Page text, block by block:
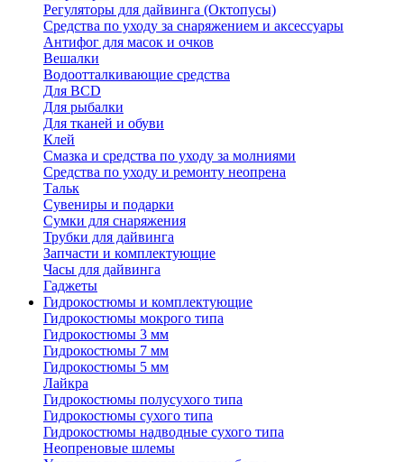
Регуляторы для дайвинга (Октопусы)
Средства по уходу за снаряжением и аксессуары
Антифог для масок и очков
Вешалки
Водоотталкивающие средства
Для BCD
Для рыбалки
Для тканей и обуви
Клей
Смазка и средства по уходу за молниями
Средства по уходу и ремонту неопрена
Тальк
Сувениры и подарки
Сумки для снаряжения
Трубки для дайвинга
Запчасти и комплектующие
Часы для дайвинга
Гаджеты
Гидрокостюмы и комплектующие
Гидрокостюмы мокрого типа
Гидрокостюмы 3 мм
Гидрокостюмы 7 мм
Гидрокостюмы 5 мм
Лайкра
Гидрокостюмы полусухого типа
Гидрокостюмы сухого типа
Гидрокостюмы надводные сухого типа
Неопреновые шлемы